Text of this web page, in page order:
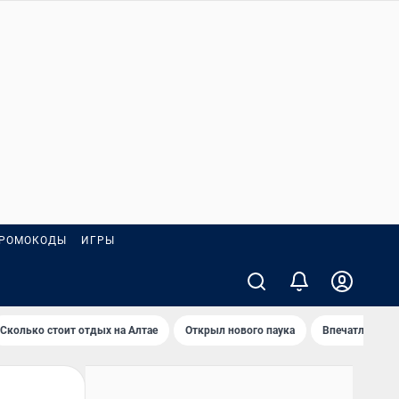
ИГРЫ
Сколько стоит отдых на Алтае Открыл нового паука Впечатления